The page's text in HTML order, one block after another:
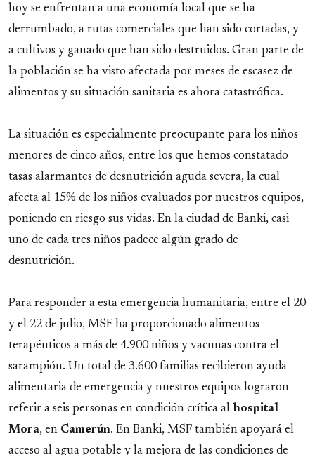
hoy se enfrentan a una economía local que se ha
derrumbado, a rutas comerciales que han sido cortadas, y
a cultivos y ganado que han sido destruidos. Gran parte de
la población se ha visto afectada por meses de escasez de
alimentos y su situación sanitaria es ahora catastrófica.
La situación es especialmente preocupante para los niños
menores de cinco años, entre los que hemos constatado
tasas alarmantes de desnutrición aguda severa, la cual
afecta al 15% de los niños evaluados por nuestros equipos,
poniendo en riesgo sus vidas. En la ciudad de Banki, casi
uno de cada tres niños padece algún grado de
desnutrición.
Para responder a esta emergencia humanitaria, entre el 20
y el 22 de julio, MSF ha proporcionado alimentos
terapéuticos a más de 4.900 niños y vacunas contra el
sarampión. Un total de 3.600 familias recibieron ayuda
alimentaria de emergencia y nuestros equipos lograron
referir a seis personas en condición crítica al hospital
Mora, en Camerún. En Banki, MSF también apoyará el
acceso al agua potable y la mejora de las condiciones de